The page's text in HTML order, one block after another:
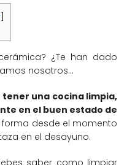
¿Te han dado
nosotros...
tener una cocina limpia,
en el buen estado de
desde el momento
en el desayuno.